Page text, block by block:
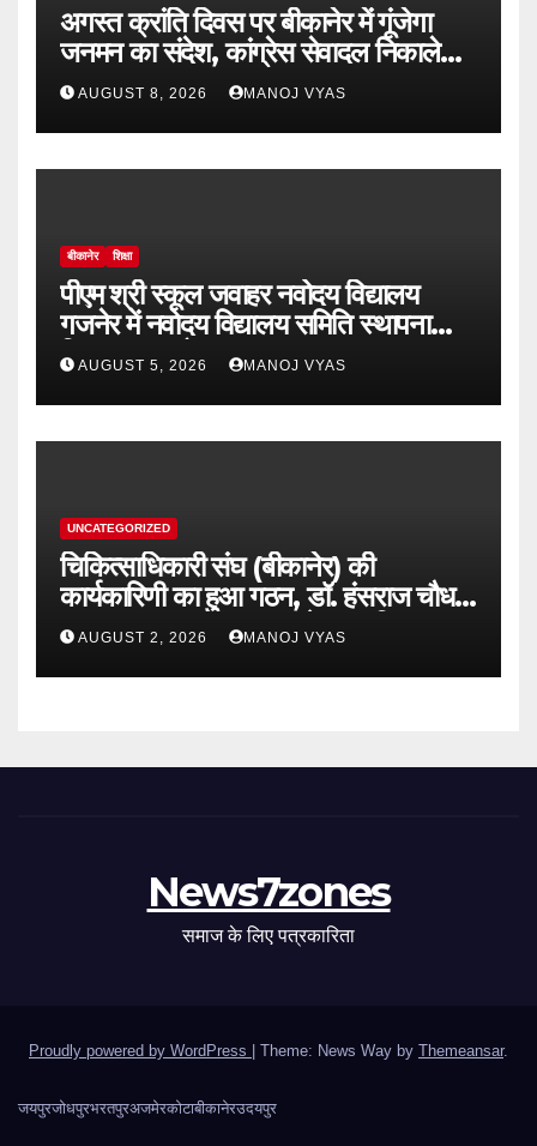
अगस्त क्रांति दिवस पर बीकानेर में गूंजेगा
जनमन का संदेश, कांग्रेस सेवादल निकालेगा
भव्य पदयात्रा
AUGUST 8, 2026 MANOJ VYAS
बीकानेर शिक्षा
पीएम श्री स्कूल जवाहर नवोदय विद्यालय
गजनेर में नवोदय विद्यालय समिति स्थापना
दिवस का आयोजन
AUGUST 5, 2026 MANOJ VYAS
UNCATEGORIZED
चिकित्साधिकारी संघ (बीकानेर) की
कार्यकारिणी का हुआ गठन, डॉ. हंसराज चौधरी
अध्यक्ष व डॉ सुधांशु व्यास बने महासचिव
AUGUST 2, 2026 MANOJ VYAS
News7zones
समाज के लिए पत्रकारिता
Proudly powered by WordPress Theme: News Way by Themeansar.
जयपुरजोधपुरभरतपुरअजमेरकोटाबीकानेरउदयपुर